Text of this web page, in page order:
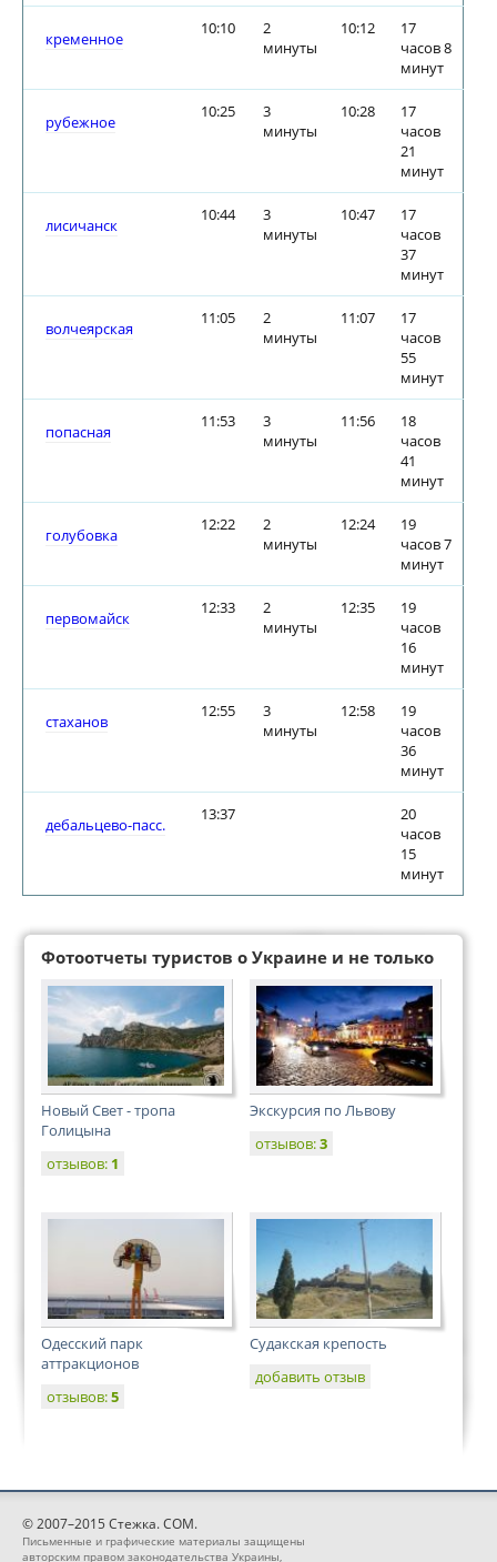
кременное
10:10
2
минуты
10:12
17
часов 8
минут
рубежное
10:25
3
минуты
10:28
17
часов
21
минут
лисичанск
10:44
3
минуты
10:47
17
часов
37
минут
волчеярская
11:05
2
минуты
11:07
17
часов
55
минут
попасная
11:53
3
минуты
11:56
18
часов
41
минут
голубовка
12:22
2
минуты
12:24
19
часов 7
минут
первомайск
12:33
2
минуты
12:35
19
часов
16
минут
стаханов
12:55
3
минуты
12:58
19
часов
36
минут
дебальцево-пасс.
13:37
20
часов
15
минут
Фотоотчеты туристов о Украине и не только
Новый Свет - тропа
Голицына
отзывов: 1
Экскурсия по Львову
отзывов:3
Одесский парк
аттракционов
отзывов:5
Судакская крепость
добавить отзыв
© 2007–2015 Стежка. COM.
Письменные и графические материалы защищены
авторским правом законодательства Украины,